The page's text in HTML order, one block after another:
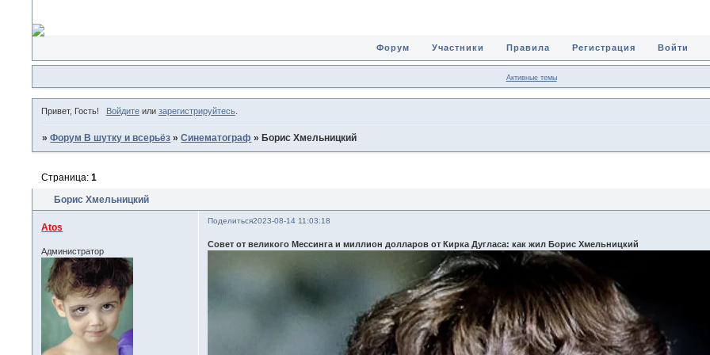
Форум Участники Правила Регистрация Войти
Активные темы
Привет, Гость! Войдитеили зарегистрируйтесь.
»Форум В шутку и всерьёз »Синематограф » Борис Хмельницкий
Борис Хмельницкий
Страница:1
Поделиться2023-08-14 11:03:18
Atos
Администратор
Совет от великого Мессинга и миллион долларов от Кирка Дугласа: как жил Борис Хмельницкий